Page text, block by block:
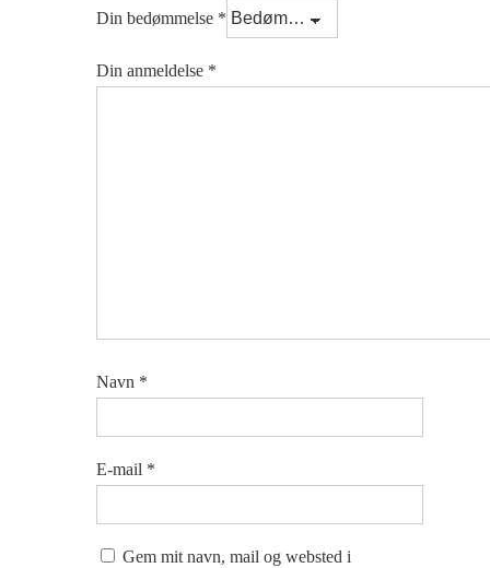
Din bedømmelse *
Din anmeldelse *
Navn *
E-mail *
Gem mit navn, mail og websted i